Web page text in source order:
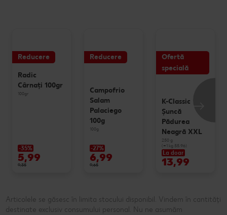
Reducere
Radic
Cârnaţi 100gr
100gr
-35%
5,99
9,35
Reducere
Campofrio
Salam
Palaciego
100g
100g
-27%
6,99
9,65
Ofertă
specială
K-Classic
Şuncă
Pădurea
Neagră XXL
250 g
(=1 kg 55.96)
La doar
13,99
Articolele se găsesc în limita stocului disponibil. Vindem în cantități
destinate exclusiv consumului personal. Nu ne asumăm